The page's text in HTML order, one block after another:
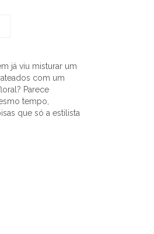
já viu misturar um
com um
Parece
tempo,
que só a estilista